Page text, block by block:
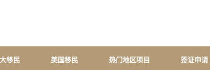
移民 美国移民 热门地区项目 签证申请